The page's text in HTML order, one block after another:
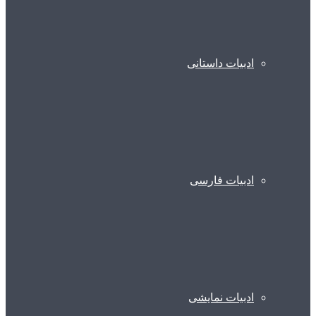
ادبیات داستانی
ادبیات فارسی
ادبیات نمایشی